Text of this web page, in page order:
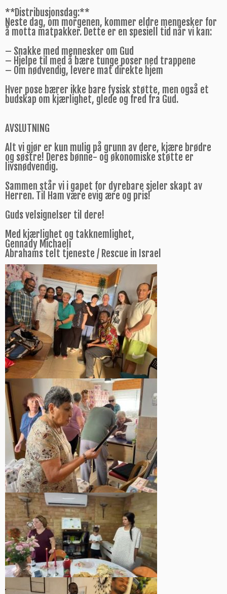
**Distribusjonsdag:**
Neste dag, om morgenen, kommer eldre mennesker for
å motta matpakker. Dette er en spesiell tid når vi kan:
– Snakke med mennesker om Gud
– Hjelpe til med å bære tunge poser ned trappene
– Om nødvendig, levere mat direkte hjem
Hver pose bærer ikke bare fysisk støtte, men også et
budskap om kjærlighet, glede og fred fra Gud.
AVSLUTNING
Alt vi gjør er kun mulig på grunn av dere, kjære brødre
og søstre! Deres bønne- og økonomiske støtte er
livsnødvendig.
Sammen står vi i gapet for dyrebare sjeler skapt av
Herren. Til Ham være evig ære og pris!
Guds velsignelser til dere!
Med kjærlighet og takknemlighet,
Gennady Michaeli
Abrahams telt tjeneste / Rescue in Israel